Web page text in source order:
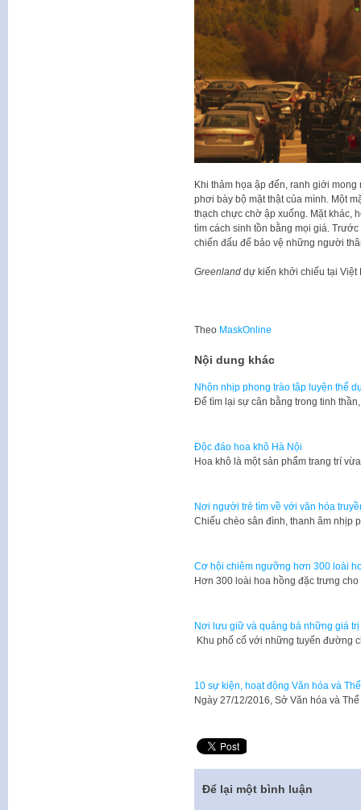
Khi thảm họa ập đến, ranh giới
phơi bày bộ mặt thật của mình. Một
thạch chực chờ ập xuống. Mặt khác,
tìm cách sinh tồn bằng mọi giá.
chiến đấu để bảo vệ những người
Greenlanddự kiến khởi chiếu tại Việt
Theo MaskOnline
Nội dung khác
Nhộn nhịp phong trào tập luyện thể
Để tìm lại sự cân bằng trong tinh
Độc đáo hoa khô Hà Nội
Hoa khô là một sản phẩm trang trí
Nơi người trẻ tìm về với văn hóa
Chiếu chèo sân đình, thanh âm nhịp
Cơ hội chiêm ngưỡng hơn 300 loài
Hơn 300 loài hoa hồng đặc trưng
Nơi lưu giữ và quảng bá những giá
Khu phố cổ với những tuyến đường
10 sự kiện, hoạt động Văn hóa và
Ngày 27/12/2016, Sở Văn hóa và
Để lại một bình luận